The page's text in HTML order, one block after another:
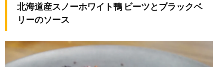
北海道産スノーホワイト鴨 ビーツとブラックベ
リーのソース